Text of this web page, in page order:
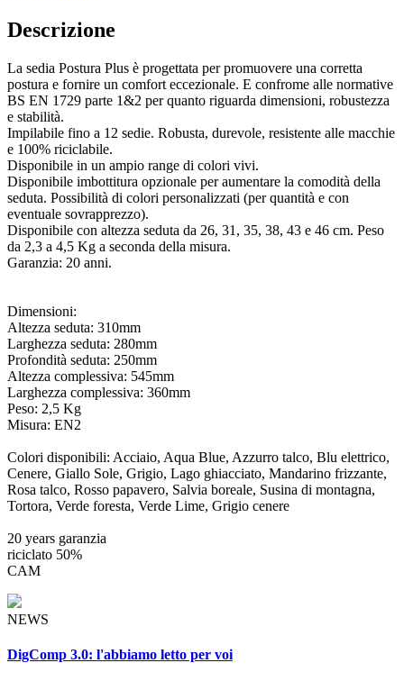
Descrizione
La sedia Postura Plus è progettata per promuovere una corretta
postura e fornire un comfort eccezionale. E confrome alle normative
BS EN 1729 parte 1&2 per quanto riguarda dimensioni, robustezza
e stabilità.
Impilabile fino a 12 sedie. Robusta, durevole, resistente alle macchie
e 100% riciclabile.
Disponibile in un ampio range di colori vivi.
Disponibile imbottitura opzionale per aumentare la comodità della
seduta. Possibilità di colori personalizzati (per quantità e con
eventuale sovrapprezzo).
Disponibile con altezza seduta da 26, 31, 35, 38, 43 e 46 cm. Peso
da 2,3 a 4,5 Kg a seconda della misura.
Garanzia: 20 anni.
Dimensioni:
Altezza seduta: 310mm
Larghezza seduta: 280mm
Profondità seduta: 250mm
Altezza complessiva: 545mm
Larghezza complessiva: 360mm
Peso: 2,5 Kg
Misura: EN2
Colori disponibili: Acciaio, Aqua Blue, Azzurro talco, Blu elettrico,
Cenere, Giallo Sole, Grigio, Lago ghiacciato, Mandarino frizzante,
Rosa talco, Rosso papavero, Salvia boreale, Susina di montagna,
Tortora, Verde foresta, Verde Lime, Grigio cenere
20 years garanzia
riciclato 50%
CAM
NEWS
DigComp 3.0: l'abbiamo letto per voi